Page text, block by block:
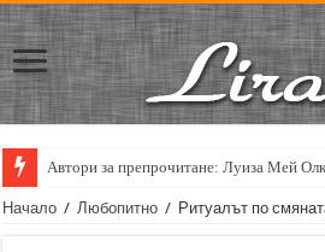
Кирил Кадийски: „Плачът на големия
Начало / Любопитно / Ритуалът по